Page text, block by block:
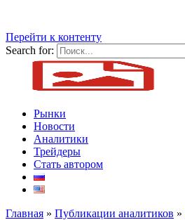
Перейти к контенту
Search for:
Рынки
Новости
Аналитики
Трейдеры
Стать автором
Главная » Публикации аналитиков »